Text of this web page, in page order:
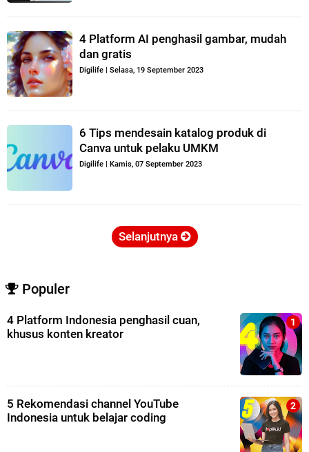
4 Platform AI penghasil gambar, mudah
dan gratis
Digilife | Selasa, 19 September 2023
6 Tips mendesain katalog produk di
Canva untuk pelaku UMKM
Digilife | Kamis, 07 September 2023
Selanjutnya
Populer
4 Platform Indonesia penghasil cuan,
khusus konten kreator
5 Rekomendasi channel YouTube
Indonesia untuk belajar coding